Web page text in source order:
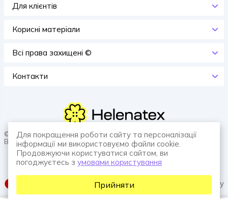
Для клієнтів
Корисні матеріали
Всi права захищенi ©
Контакти
© 2026 HELENATEX «Ґудзики, вішаки, нитки. Власне виробництво.
Все для швейної справи.»
SUFIX web agency
Для покращення роботи сайту та персоналізації
інформації ми використовуємо файли cookie.
Продовжуючи користуватися сайтом, ви
погоджуєтесь з умовами користування
Прийняти